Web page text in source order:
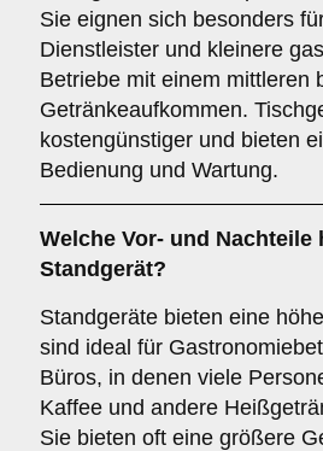
Sie eignen sich besonders
Dienstleister und kleinere
Betriebe mit einem mittleren
Getränkeaufkommen.
kostengünstiger und bieten
Bedienung und Wartung.
Welche Vor- und Nachteile
Standgerät?
Standgeräte bieten eine
sind ideal für
Büros, in denen viele
Kaffee und andere
Sie bieten oft eine größere